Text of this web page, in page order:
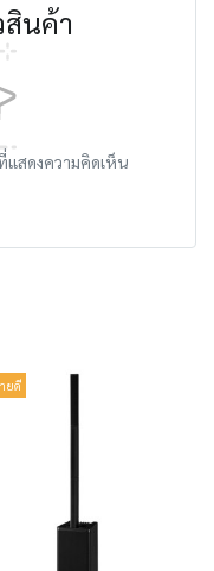
นค้า
แสดงความคิดเห็น
ยดี